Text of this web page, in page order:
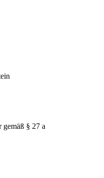
gemäß § 27 a